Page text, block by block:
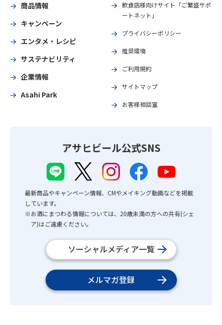
商品情報
キャンペーン
エンタメ・レシピ
サステナビリティ
企業情報
Asahi Park
飲食店様向けサイト「ご繁盛サポ
ートネット」
プライバシーポリシー
推奨環境
ご利用規約
サイトマップ
お客様相談室
アサヒビール公式SNS
最新商品やキャンペーン情報、CMやメイキング動画などを掲載
しています。
※お酒にまつわる情報については、20歳未満の方への共有(シェ
ア)はご遠慮ください。
ソーシャルメディア一覧
メルマガ登録